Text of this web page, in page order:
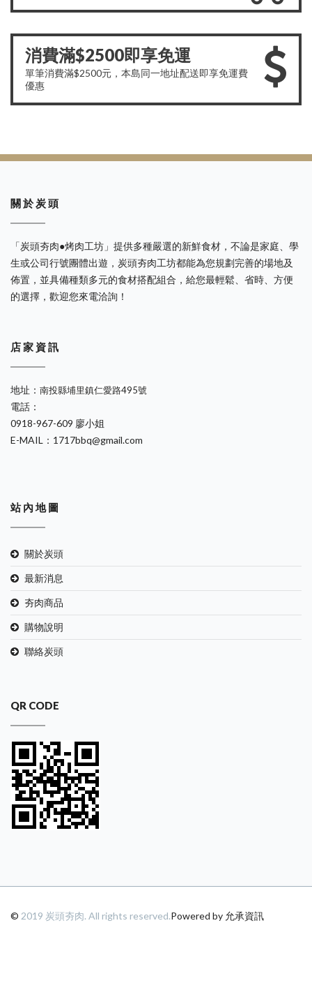
消費滿$2500即享免運
單筆消費滿$2500元，本島同一地址配送即享免運費
優惠
關 於 炭 頭
「炭頭夯肉●烤肉工坊」提供多種嚴選的新鮮食材，不論是家庭、學
生或公司行號團體出遊，炭頭夯肉工坊都能為您規劃完善的場地及
佈置，並具備種類多元的食材搭配組合，給您最輕鬆、省時、方便
的選擇，歡迎您來電洽詢！
店 家 資 訊
地址： 南投縣埔里鎮仁愛路495號
電話：
0918-967-609 廖小姐
E-MAIL：1717bbq@gmail.com
站 內 地 圖
關於炭頭
最新消息
夯肉商品
購物說明
聯絡炭頭
QR CODE
© 2019 炭頭夯肉. All rights reserved.Powered by 允承資訊